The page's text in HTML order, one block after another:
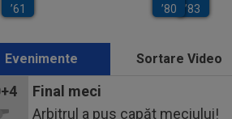
Evenimente Sortare Video
Final meci
Arbitrul a pus capăt meciului!